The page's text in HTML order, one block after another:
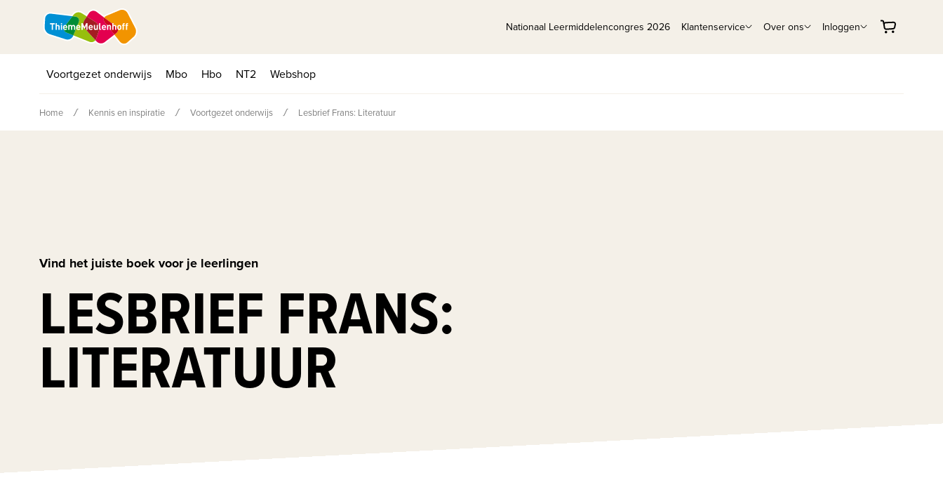
Nationaal Leermiddelencongres 2026 Klantenservice Over ons Inloggen
Voortgezet onderwijs Mbo Hbo NT2 Webshop
Home Kennis en inspiratie Voortgezet onderwijs Lesbrief Frans: Literatuur
Vind het juiste boek voor je leerlingen
LESBRIEF FRANS:
LITERATUUR